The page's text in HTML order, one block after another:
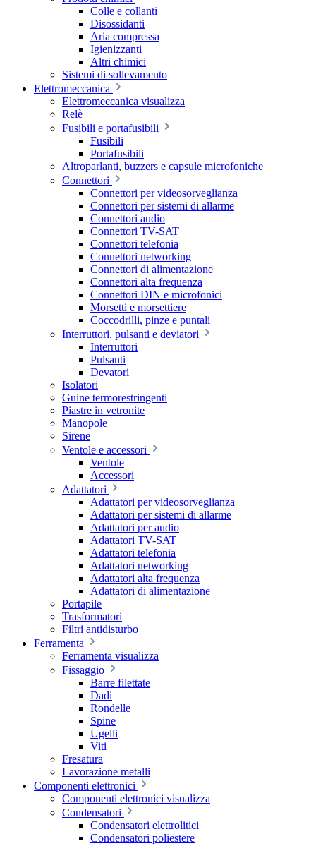
Colle e collanti
Disossidanti
Aria compressa
Igienizzanti
Altri chimici
Sistemi di sollevamento
Elettromeccanica
Elettromeccanica visualizza
Relè
Fusibili e portafusibili
Fusibili
Portafusibili
Altroparlanti, buzzers e capsule microfoniche
Connettori
Connettori per videosorveglianza
Connettori per sistemi di allarme
Connettori audio
Connettori TV-SAT
Connettori telefonia
Connettori networking
Connettori di alimentazione
Connettori alta frequenza
Connettori DIN e microfonici
Morsetti e morsettiere
Coccodrilli, pinze e puntali
Interruttori, pulsanti e deviatori
Interruttori
Pulsanti
Devatori
Isolatori
Guine termorestringenti
Piastre in vetronite
Manopole
Sirene
Ventole e accessori
Ventole
Accessori
Adattatori
Adattatori per videosorveglianza
Adattatori per sistemi di allarme
Adattatori per audio
Adattatori TV-SAT
Adattatori telefonia
Adattatori networking
Adattatori alta frequenza
Adattatori di alimentazione
Portapile
Trasformatori
Filtri antidisturbo
Ferramenta
Ferramenta visualizza
Fissaggio
Barre filettate
Dadi
Rondelle
Spine
Ugelli
Viti
Fresatura
Lavorazione metalli
Componenti elettronici
Componenti elettronici visualizza
Condensatori
Condensatori elettrolitici
Condensatori poliestere